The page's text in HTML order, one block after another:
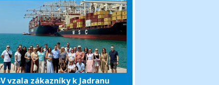
vzala zákazníky k Jadranu